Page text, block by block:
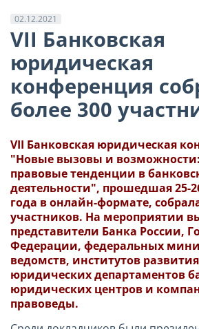
02.12.2021
VII Банковская
юридическая
конференция
более 300
VII Банковская юридическая
"Новые вызовы и
правовые тенденции в
деятельности", прошедшая 25-
года в онлайн-формате,
участников. На мероприятии
представители Банка России,
Федерации, федеральных
ведомств, институтов
юридических департаментов
юридических центров и
правоведы.